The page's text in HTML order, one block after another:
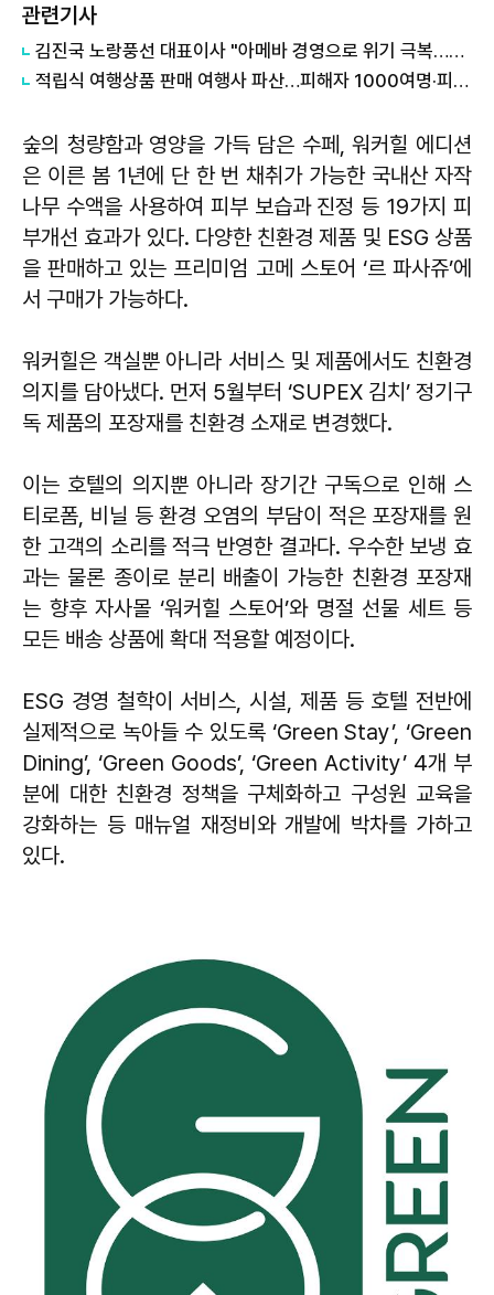
관련기사
김진국 노랑풍선 대표이사 "아메바 경영으로 위기 극복…노랑풍선 더 높이 날아오를것"
적립식 여행상품 판매 여행사 파산…피해자 1000여명·피해액 수십억원
숲의 청량함과 영양을 가득 담은 수페, 워커힐 에디션
은 이른 봄 1년에 단 한 번 채취가 가능한 국내산 자작
나무 수액을 사용하여 피부 보습과 진정 등 19가지 피
부개선 효과가 있다. 다양한 친환경 제품 및 ESG 상품
을 판매하고 있는 프리미엄 고메 스토어 ‘르 파사쥬’에
서 구매가 가능하다.
워커힐은 객실뿐 아니라 서비스 및 제품에서도 친환경
의지를 담아냈다. 먼저 5월부터 ‘SUPEX 김치’ 정기구
독 제품의 포장재를 친환경 소재로 변경했다.
이는 호텔의 의지뿐 아니라 장기간 구독으로 인해 스
티로폼, 비닐 등 환경 오염의 부담이 적은 포장재를 원
한 고객의 소리를 적극 반영한 결과다. 우수한 보냉 효
과는 물론 종이로 분리 배출이 가능한 친환경 포장재
는 향후 자사몰 ‘워커힐 스토어’와 명절 선물 세트 등
모든 배송 상품에 확대 적용할 예정이다.
ESG 경영 철학이 서비스, 시설, 제품 등 호텔 전반에
실제적으로 녹아들 수 있도록 ‘Green Stay’, ‘Green
Dining’, ‘Green Goods’, ‘Green Activity’ 4개 부
분에 대한 친환경 정책을 구체화하고 구성원 교육을
강화하는 등 매뉴얼 재정비와 개발에 박차를 가하고
있다.